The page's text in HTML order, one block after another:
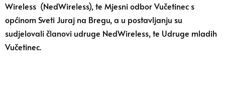
Wireless (NedWireless), te Mjesni odbor Vučetinec s
općinom Sveti Juraj na Bregu, a u postavljanju su
sudjelovali članovi udruge NedWireless, te Udruge mladih
Vučetinec.